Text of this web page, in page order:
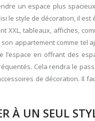
un espace plus
le style de décoration, il
XXL, tableaux, affiches,
appartement comme tel
l’espace en offrant des
Cela rendra le
de décoration. Il
À UN SEUL